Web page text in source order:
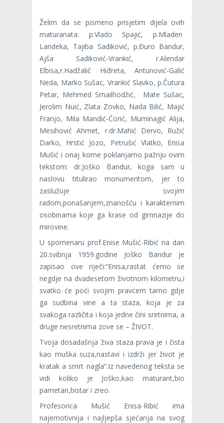
Želim da se pismeno prisjetim dijela ovih
maturanata: p.Vlado Spajić, p.Mladen
Landeka, Tajiba Sadiković, p.Đuro Bandur,
Ajša Sadiković-Vrankić, r.Alendar
Elbisa,r.Hadžalič Hiđreta, Antunović-Galić
Neda, Marko Sušac, Vrankić Slavko, p.Čutura
Petar, Mehmed Smailhodžić, Mate Sušac,
Jerolim Nuić, Zlata Zovko, Nada Bilić, Majić
Franjo, Mila Mandić-Ćorić, Muminagić Alija,
Mesihović Ahmet, r.dr.Mahić Dervo, Ružić
Darko, Hrstić Jozo, Petrušić Vlatko, Enisa
Mušić i onaj kome poklanjamo pažnju ovim
tekstom: dr.Joško Bandur, koga sam u
naslovu titulirao monumentom, jer to
zaslužuje svojim
radom,ponašanjem,znanošću i karakternim
osobinama koje ga krase od gimnazije do
mirovine.
U spomenaru prof.Enise Mušić-Ribić na dan
20.svibnja 1959.godine Joško Bandur je
zapisao ove riječi:“Enisa,rastat ćemo se
negdje na dvadesetom životnom kilometru,i
svatko će poći svojim pravcem tamo gdje
ga sudbina vine a ta staza, koja je za
svakoga različita i koja jedne čini sretnima, a
druge nesretnima zove se – ŽIVOT.
Tvoja dosadašnja živa staza prava je i čista
kao muška suza,nastavi i izdrži jer život je
kratak a smrt nagla“.Iz navedenog teksta se
vidi koliko je Joško,kao maturant,bio
pametan,bistar i zreo.
Profesorica Mušić Enisa-Ribić ima
najemotivnija i najljepša sjećanja na svog